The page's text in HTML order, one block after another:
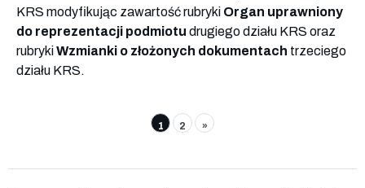
KRS modyfikując zawartość rubryki Organ uprawniony
do reprezentacji podmiotu drugiego działu KRS oraz
rubrykiWzmianki o złożonych dokumentach trzeciego
działu KRS.
1 2 »